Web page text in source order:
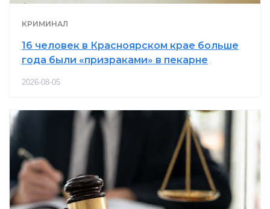
КРИМИНАЛ
16 человек в Красноярском крае больше
года были «призраками» в пекарне
2026-08-05